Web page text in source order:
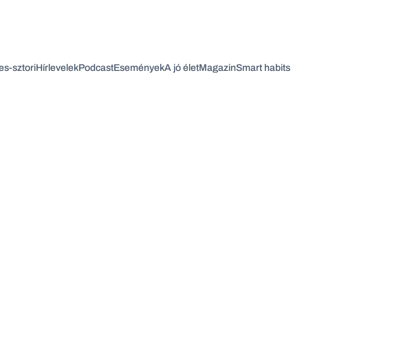
sztoriHírlevelekPodcastEseményekA jó életMagazinSmart habits